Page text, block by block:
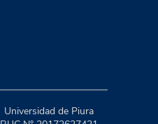
Universidad de Piura